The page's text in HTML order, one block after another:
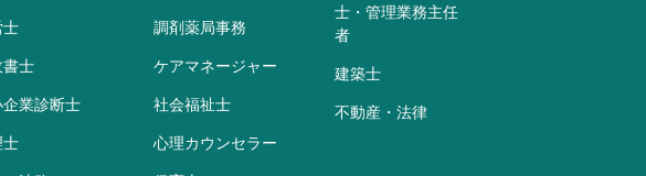
士
業診断士
調剤薬局事務
ケアマネージャー
社会福祉士
心理カウンセラー
士・管理業務主任
者
建築士
不動産・法律